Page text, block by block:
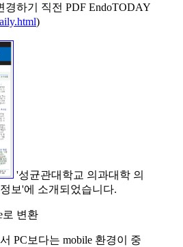
경하기 직전 PDF EndoTODAY
)
'성균관대학교 의과대학 의
보'에 소개되었습니다.
로 변환
PC보다는 mobile 환경이 중